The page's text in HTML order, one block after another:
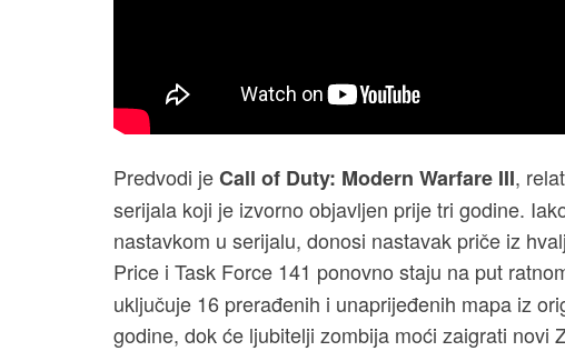
Predvodi jeCall of Duty: Modern Warfare III,
serijala koji je izvorno objavljen prije tri godine.
nastavkom u serijalu, donosi nastavak priče iz
Price i Task Force 141 ponovno staju na put
uključuje 16 prerađenih i unaprijeđenih mapa iz
godine, dok će ljubitelji zombija moći zaigrati novi